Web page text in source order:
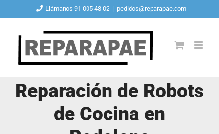
contenido
Llámanos 91 005 48 02 | pedidos@reparapae.com
Reparación de Robots
de Cocina en